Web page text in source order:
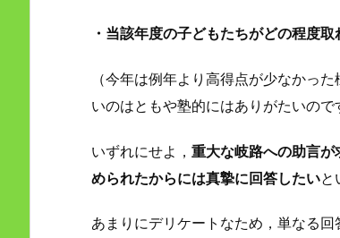
・当該年度の子どもたちがどの程度
（今年は例年より高得点が少なかっ
いのはともや塾的にはありがたいので
いずれにせよ， 重大な岐路への助言
められたからには真摯に回答したいと
あまりにデリケートなため，単なる